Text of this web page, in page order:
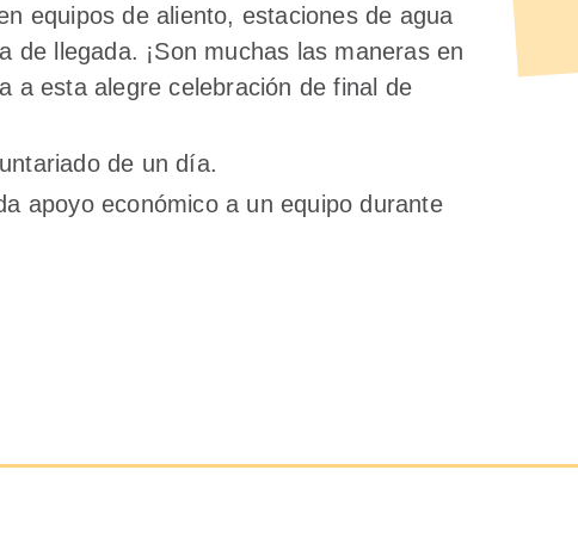
equipos de aliento, estaciones de agua
de llegada. ¡Son muchas las maneras en
a esta alegre celebración de final de
de un día.
apoyo económico a un equipo durante